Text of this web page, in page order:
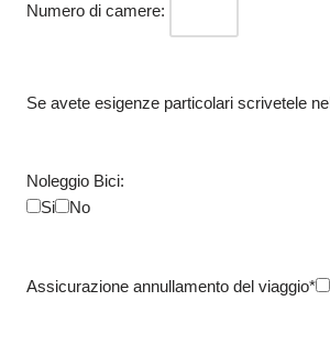
Numero di camere:
Se avete esigenze particolari scrivetele
Noleggio Bici:
Si
No
Assicurazione annullamento del viaggio*